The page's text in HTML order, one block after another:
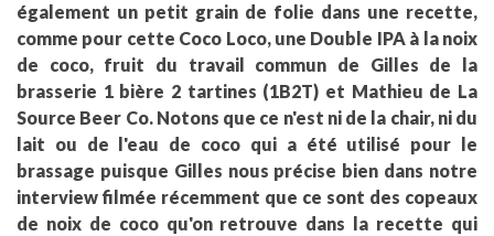
également un petit grain de folie dans une recette,
comme pour cette Coco Loco, une Double IPA à la noix
de coco, fruit du travail commun de Gilles de la
brasserie 1 bière 2 tartines (1B2T) et Mathieu de La
Source Beer Co. Notons que ce n'est ni de la chair, ni du
lait ou de l'eau de coco qui a été utilisé pour le
brassage puisque Gilles nous précise bien dans notre
interview filmée récemment que ce sont des copeaux
de noix de coco qu'on retrouve dans la recette qui